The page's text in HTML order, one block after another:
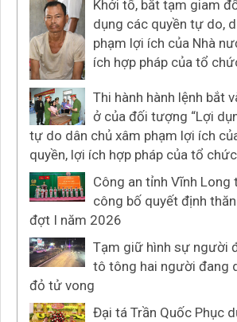
Khởi tố, bắt tạm giam
dụng các quyền tự do,
phạm lợi ích của Nhà
ích hợp pháp của tổ
Thi hành hành lệnh bắt
ở của đối tượng “Lợi
tự do dân chủ xâm phạm lợi ích
quyền, lợi ích hợp pháp của tổ
Công an tỉnh Vĩnh Long
công bố quyết định
đợt I năm 2026
Tạm giữ hình sự người
tô tông hai người đang
đỏ tử vong
Đại tá Trần Quốc Phục